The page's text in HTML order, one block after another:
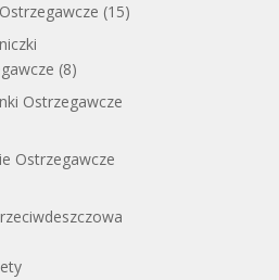
(15)
(8)
Ostrzegawcze
Ostrzegawcze